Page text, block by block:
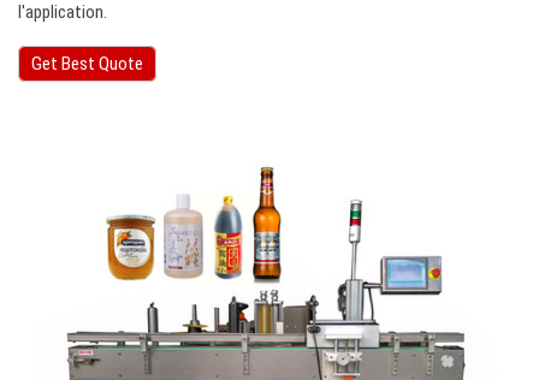
l'application.
Get Best Quote